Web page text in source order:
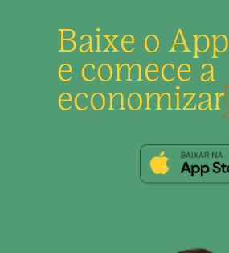
Baixe o App
e comece a
economizar